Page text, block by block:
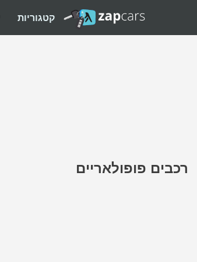
קטגוריות
רכבים פופולאריים